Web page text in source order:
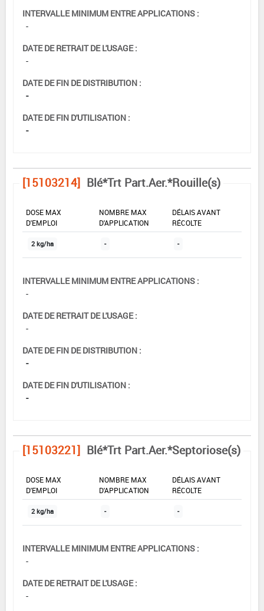
INTERVALLE MINIMUM ENTRE APPLICATIONS :
-
DATE DE RETRAIT DE L'USAGE :
-
DATE DE FIN DE DISTRIBUTION :
-
DATE DE FIN D'UTILISATION :
-
[15103214] Blé*Trt Part.Aer.*Rouille(s)
DOSE MAX
D'EMPLOI
NOMBRE MAX
D'APPLICATION
DÉLAIS AVANT
RÉCOLTE
2 kg/ha - -
INTERVALLE MINIMUM ENTRE APPLICATIONS :
-
DATE DE RETRAIT DE L'USAGE :
-
DATE DE FIN DE DISTRIBUTION :
-
DATE DE FIN D'UTILISATION :
-
[15103221] Blé*Trt Part.Aer.*Septoriose(s)
DOSE MAX
D'EMPLOI
NOMBRE MAX
D'APPLICATION
DÉLAIS AVANT
RÉCOLTE
2 kg/ha - -
INTERVALLE MINIMUM ENTRE APPLICATIONS :
-
DATE DE RETRAIT DE L'USAGE :
-